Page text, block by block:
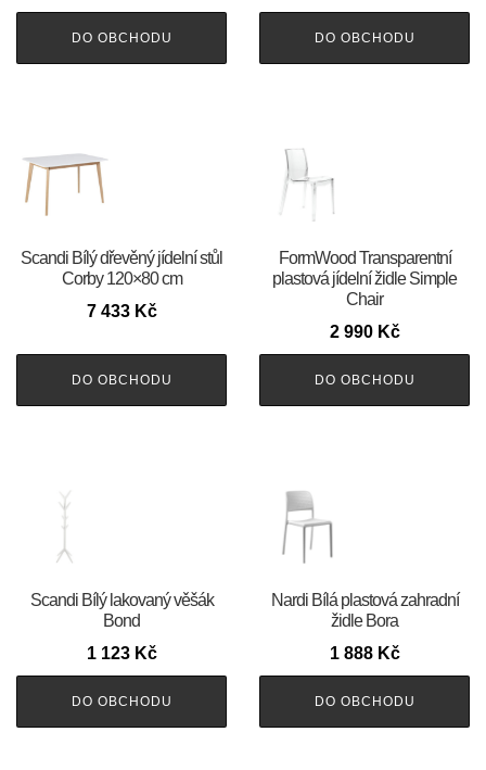
DO OBCHODU DO OBCHODU
Scandi Bílý dřevěný jídelní stůl
Corby 120×80 cm
7 433 Kč
DO OBCHODU
FormWood Transparentní
plastová jídelní židle Simple
Chair
2 990 Kč
DO OBCHODU
Scandi Bílý lakovaný věšák
Bond
1 123 Kč
DO OBCHODU
Nardi Bílá plastová zahradní
židle Bora
1 888 Kč
DO OBCHODU